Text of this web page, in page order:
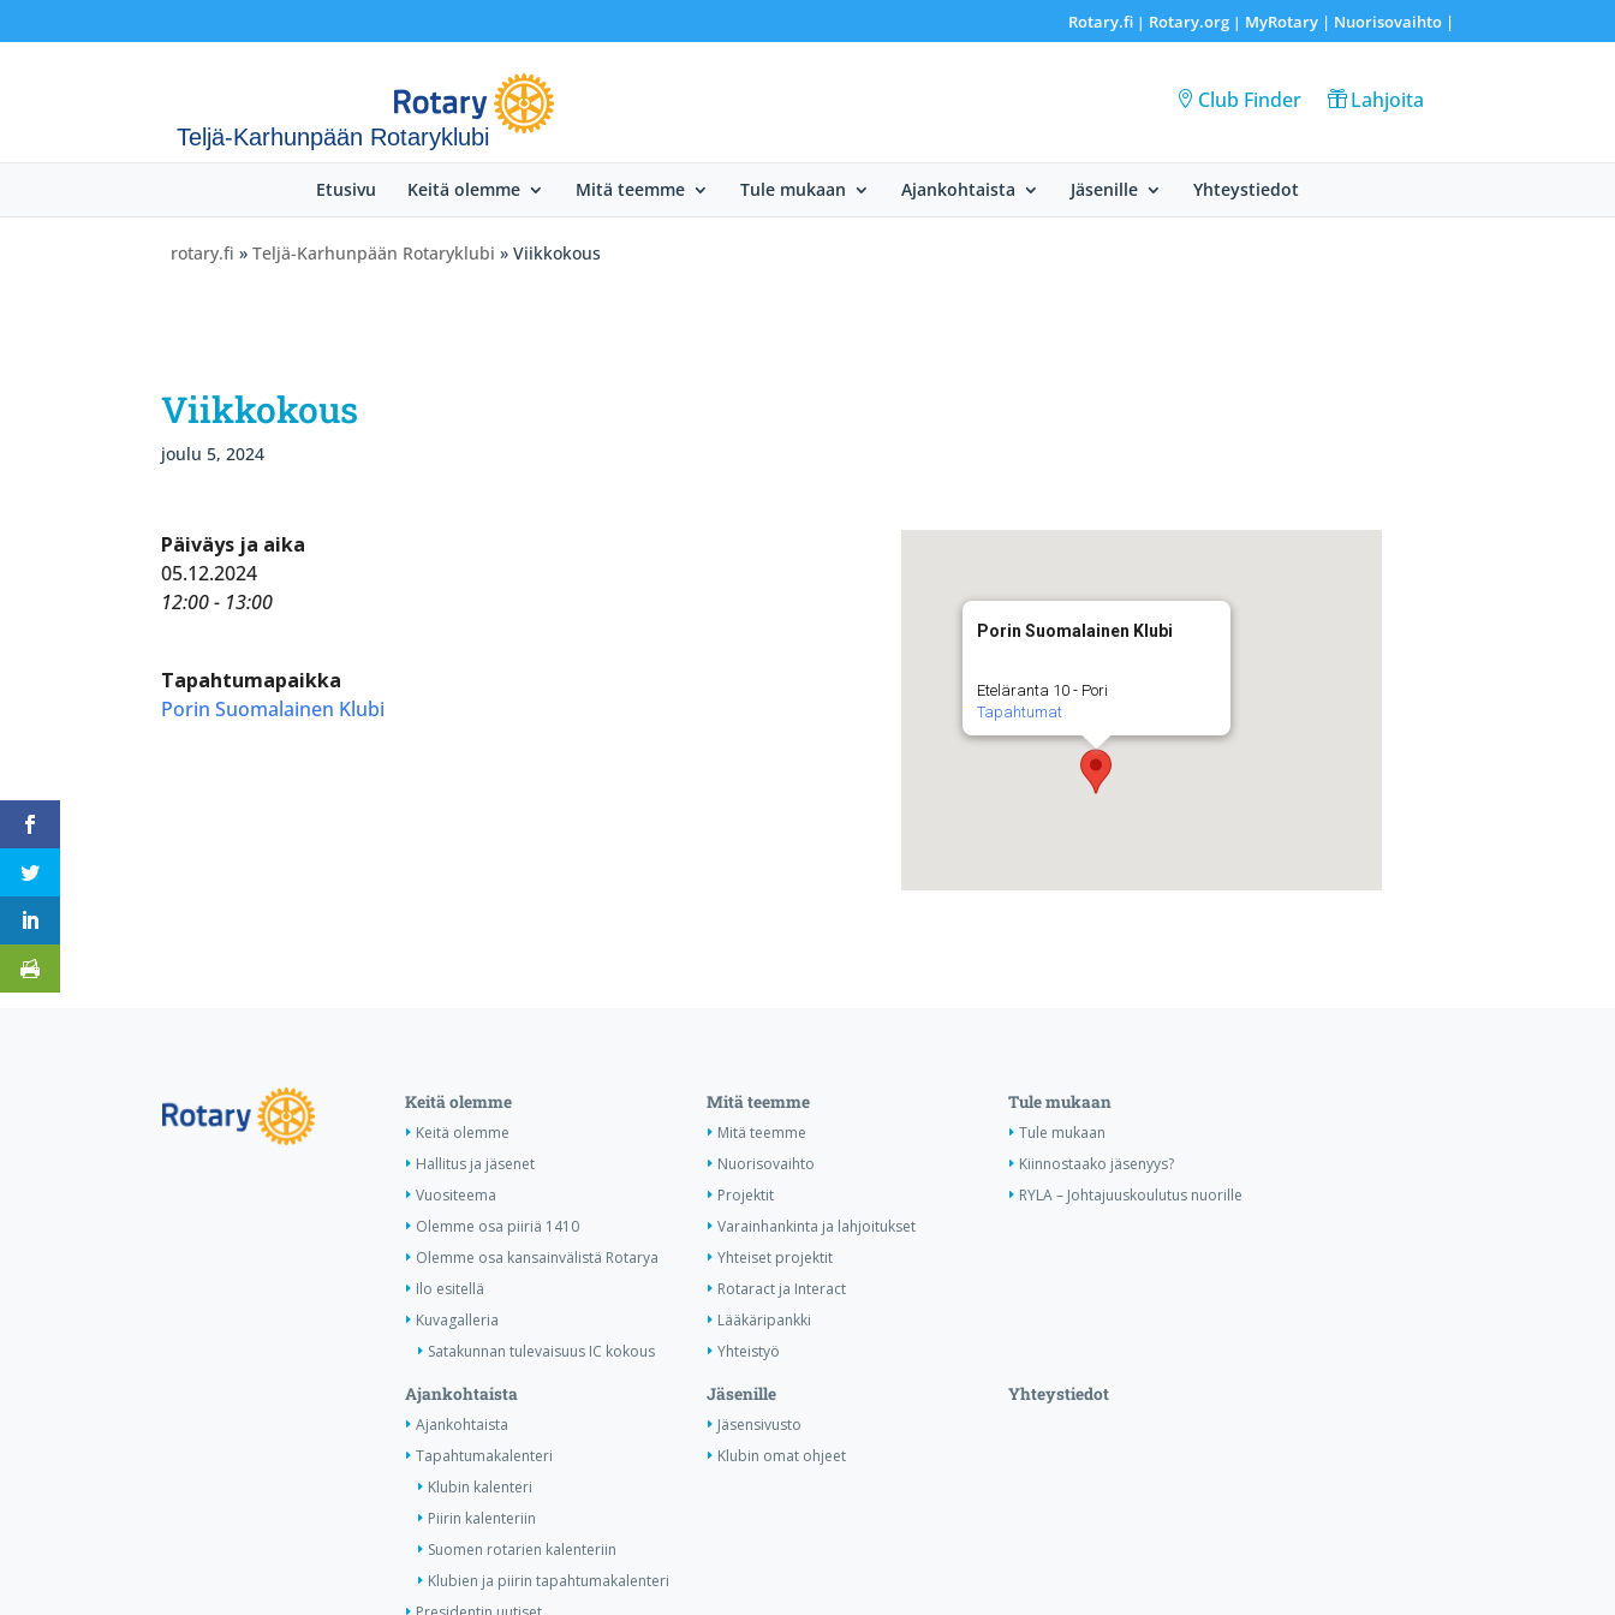
Rotary.fi| Rotary.org| MyRotary | Nuorisovaihto|
Teljä-Karhunpään Rotaryklubi
Club Finder Lahjoita
Etusivu Keitä olemme Mitä teemme Tule mukaan Ajankohtaista Jäsenille Yhteystiedot
rotary.fi » Teljä-Karhunpään Rotaryklubi » Viikkokous
Viikkokous
joulu 5, 2024
Porin Suomalainen Klubi
Eteläranta 10 - Pori
Tapahtumat
Päiväys ja aika
05.12.2024
12:00 - 13:00
Tapahtumapaikka
Porin Suomalainen Klubi
Keitä olemme
Keitä olemme
Hallitus ja jäsenet
Vuositeema
Olemme osa piiriä 1410
Olemme osa kansainvälistä Rotarya
Ilo esitellä
Kuvagalleria
Satakunnan tulevaisuus IC kokous
Mitä teemme
Mitä teemme
Nuorisovaihto
Projektit
Varainhankinta ja lahjoitukset
Yhteiset projektit
Rotaract ja Interact
Lääkäripankki
Yhteistyö
Tule mukaan
Tule mukaan
Kiinnostaako jäsenyys?
RYLA – Johtajuuskoulutus nuorille
Ajankohtaista
Ajankohtaista
Tapahtumakalenteri
Klubin kalenteri
Piirin kalenteriin
Suomen rotarien kalenteriin
Klubien ja piirin tapahtumakalenteri
Jäsenille
Jäsensivusto
Klubin omat ohjeet
Yhteystiedot